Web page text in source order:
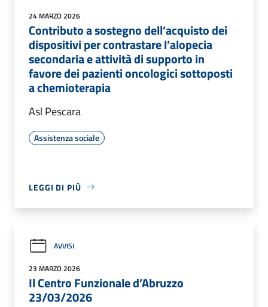
24 MARZO 2026
Contributo a sostegno dell’acquisto dei
dispositivi per contrastare l’alopecia
secondaria e attività di supporto in
favore dei pazienti oncologici sottoposti
a chemioterapia
Asl Pescara
Assistenza sociale
LEGGI DI PIÙ
AVVISI
23 MARZO 2026
Il Centro Funzionale d’Abruzzo
23/03/2026